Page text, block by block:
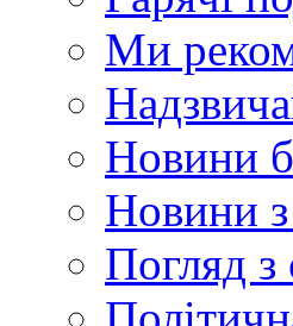
Ми
Новини
Новини з
Погляд з